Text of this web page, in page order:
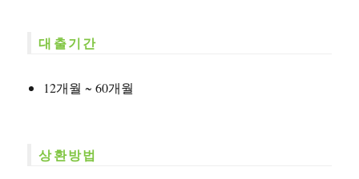
대출기간
12개월 ~ 60개월
상환방법